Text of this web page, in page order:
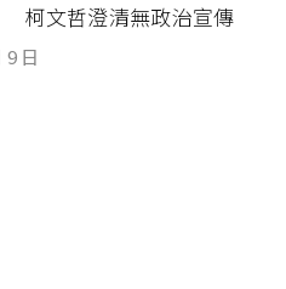
柯文哲澄清無政治宣傳
9 日